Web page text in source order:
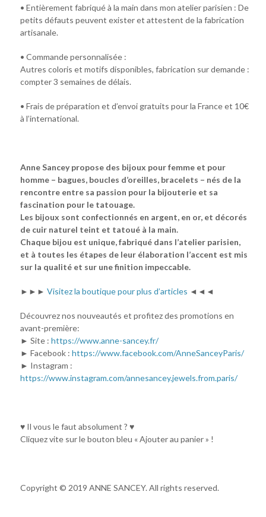
• Entièrement fabriqué à la main dans mon atelier parisien : De
petits défauts peuvent exister et attestent de la fabrication
artisanale.
• Commande personnalisée :
Autres coloris et motifs disponibles, fabrication sur demande :
compter 3 semaines de délais.
• Frais de préparation et d’envoi gratuits pour la France et 10€
à l’international.
Anne Sancey propose des bijoux pour femme et pour
homme – bagues, boucles d’oreilles, bracelets – nés de la
rencontre entre sa passion pour la bijouterie et sa
fascination pour le tatouage.
Les bijoux sont confectionnés en argent, en or, et décorés
de cuir naturel teint et tatoué à la main.
Chaque bijou est unique, fabriqué dans l’atelier parisien,
et à toutes les étapes de leur élaboration l’accent est mis
sur la qualité et sur une finition impeccable.
►►► Visitez la boutique pour plus d’articles ◄◄◄
Découvrez nos nouveautés et profitez des promotions en
avant-première:
► Site : https://www.anne-sancey.fr/
► Facebook : https://www.facebook.com/AnneSanceyParis/
► Instagram :
https://www.instagram.com/annesancey.jewels.from.paris/
♥ Il vous le faut absolument ? ♥
Cliquez vite sur le bouton bleu « Ajouter au panier » !
Copyright © 2019 ANNE SANCEY. All rights reserved.